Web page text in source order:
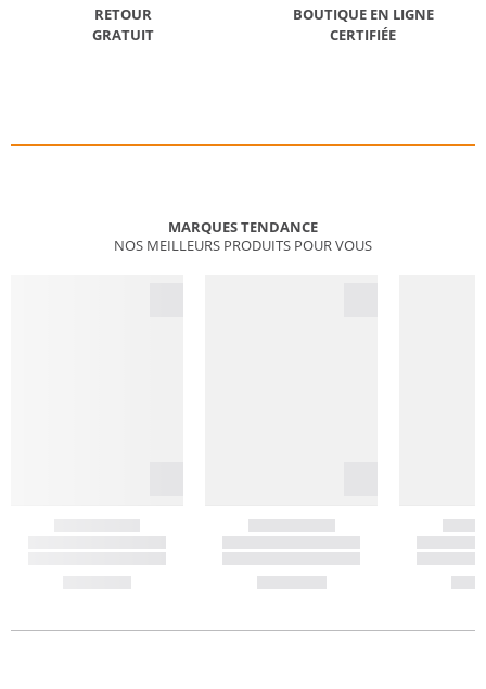
RETOUR
GRATUIT
BOUTIQUE EN LIGNE
CERTIFIÉE
MARQUES TENDANCE
NOS MEILLEURS PRODUITS POUR VOUS